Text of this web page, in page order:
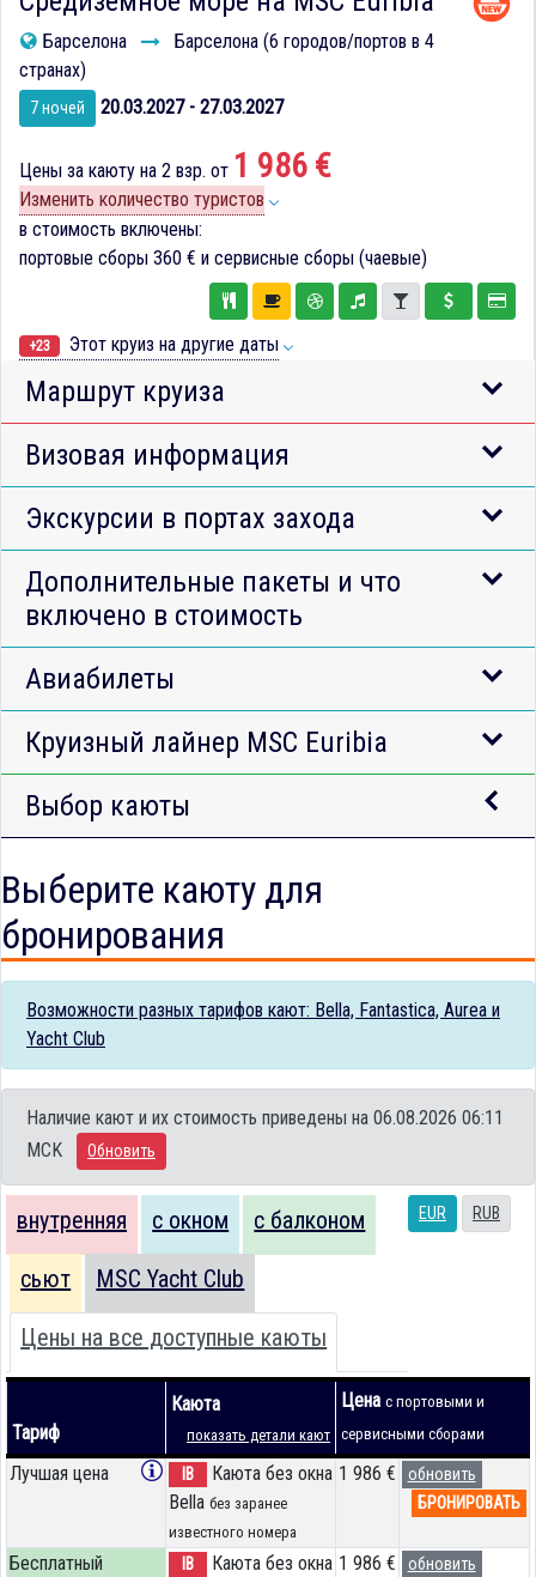
Барселона
Барселона (6 городов/портов в 4
странах)
7 ночей 20.03.2027 - 27.03.2027
Цены за каюту на 2 взр. от 1 986 €
Изменить количество туристов
в стоимость включены:
портовые сборы 360 € и сервисные сборы (чаевые)
+23 Этот круиз на другие даты
Маршрут круиза
Визовая информация
Экскурсии в портах захода
Дополнительные пакеты и что
включено в стоимость
Авиабилеты
Круизный лайнер MSC Euribia
Выбор каюты
Выберите каюту для
бронирования
Возможности разных тарифов кают: Bella, Fantastica, Aurea и
Yacht Club
Наличие кают и их стоимость приведены на 06.08.2026 06:11
MCK
Обновить
EUR RUB
внутренняя с окном с балконом
сьют MSC Yacht Club
Цены на все доступные каюты
Тариф
Каюта
показать детали кают
Цена с портовыми и
сервисными сборами
Лучшая цена IB
Каюта без окна
Bella без заранее
известного номера
1 986 €
обновить
БРОНИРОВАТЬ
Бесплатный IB Каюта без окна 1 986 € обновить